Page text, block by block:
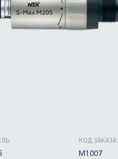
КОД ЗАКАЗА:
M1007